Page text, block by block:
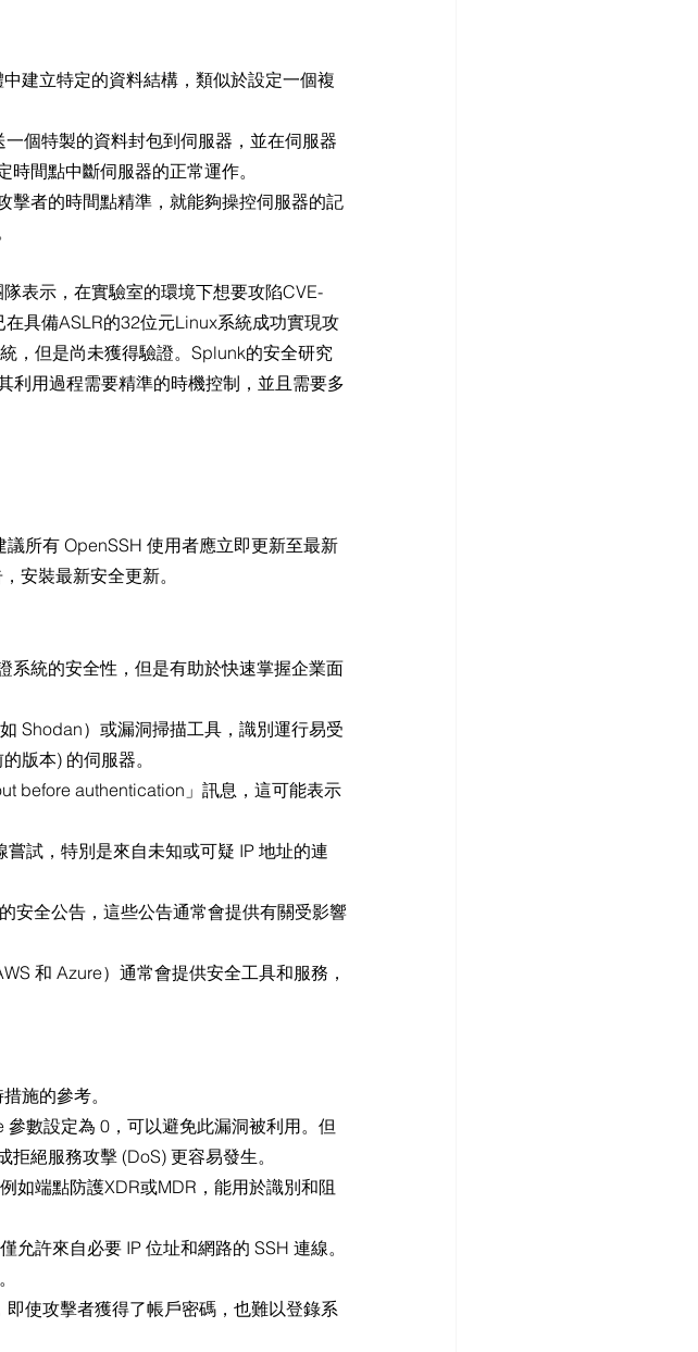
建立特定的資料結構，類似於設定一個複
一個特製的資料封包到伺服器，並在伺服器
間點中斷伺服器的正常運作。
擊者的時間點精準，就能夠操控伺服器的記
表示，在實驗室的環境下想要攻陷CVE-
具備ASLR的32位元Linux系統成功實現攻
，但是尚未獲得驗證。Splunk的安全研究
利用過程需要精準的時機控制，並且需要多
所有 OpenSSH 使用者應立即更新至最新
安裝最新安全更新。
系統的安全性，但是有助於快速掌握企業面
Shodan）或漏洞掃描工具，識別運行易受
版本) 的伺服器。
before authentication」訊息，這可能表示
試，特別是來自未知或可疑 IP 地址的連
安全公告，這些公告通常會提供有關受影響
和 Azure）通常會提供安全工具和服務，
施的參考。
數設定為 0，可以避免此漏洞被利用。但
絕服務攻擊 (DoS) 更容易發生。
如端點防護XDR或MDR，能用於識別和阻
允許來自必要 IP 位址和網路的 SSH 連線。
使攻擊者獲得了帳戶密碼，也難以登錄系